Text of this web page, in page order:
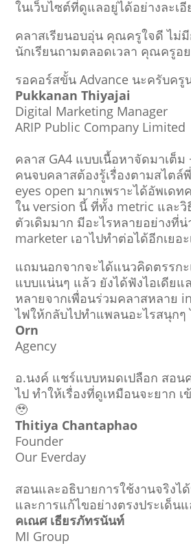
ในเว็บไซต์ที่ดูแลอยู่ได้อย่างละเอี
คลาสเรียนอบอุ่น คุณครูใจดี ไม่มี
นักเรียนถามตลอดเวลา คุณครูอ
รอคอร์สขั้น Advance นะครับครู
Pukkanan Thiyajai
Digital Marketing Manager
ARIP Public Company Limited
คลาส GA4 แบบเนื้อหาจัดมาเต็ม
คนจบคลาสต้องรู้เรื่องตามสไตล์
eyes open มากเพราะได้อัพเดท
ใน version นี้ ที่ทั้ง metric และวิ
ตัวเดิมมาก มีอะไรหลายอย่างที่
marketer เอาไปทำต่อได้อีกเยอะ
แถมนอกจากจะได้แนวคิดตรรก
แบบแน่นๆ แล้ว ยังได้ฟังไอเดียแ
หลายจากเพื่อนร่วมคลาสหลาย
ไฟให้กลับไปทำแพลนอะไรสนุกๆ
Orn
Agency
อ.นงค์ แชร์แบบหมดเปลือก สอน
ไป ทำให้เรื่องที่ดูเหมือนจะยาก เ
🥹
Thitiya Chantaphao
Founder
Our Everday
สอนและอธิบายการใช้งานจริงไ
และการแก้ไขอย่างตรงประเด็น
คเณศ เธียรภัทรนันท์
MI Group